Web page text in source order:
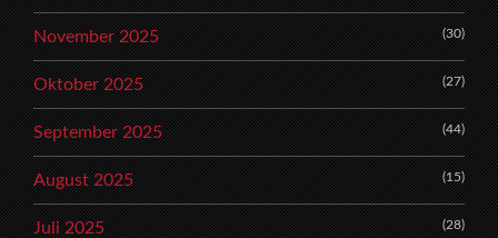
November 2025 (30)
Oktober 2025 (27)
September 2025 (44)
August 2025 (15)
Juli 2025 (28)